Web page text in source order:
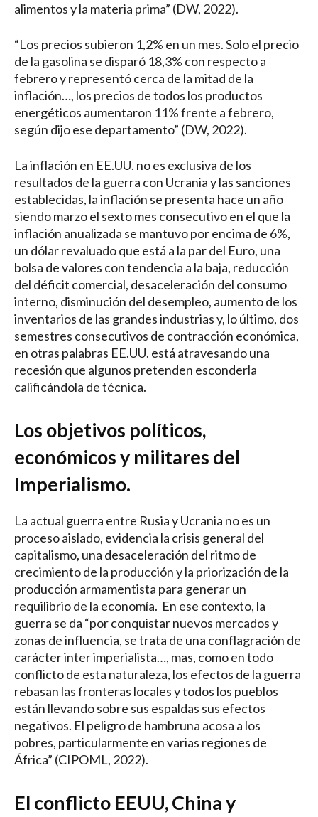
alimentos y la materia prima” (DW, 2022).
“Los precios subieron 1,2% en un mes. Solo el precio
de la gasolina se disparó 18,3% con respecto a
febrero y representó cerca de la mitad de la
inflación…, los precios de todos los productos
energéticos aumentaron 11% frente a febrero,
según dijo ese departamento” (DW, 2022).
La inflación en EE.UU. no es exclusiva de los
resultados de la guerra con Ucrania y las sanciones
establecidas, la inflación se presenta hace un año
siendo marzo el sexto mes consecutivo en el que la
inflación anualizada se mantuvo por encima de 6%,
un dólar revaluado que está a la par del Euro, una
bolsa de valores con tendencia a la baja, reducción
del déficit comercial, desaceleración del consumo
interno, disminución del desempleo, aumento de los
inventarios de las grandes industrias y, lo último, dos
semestres consecutivos de contracción económica,
en otras palabras EE.UU. está atravesando una
recesión que algunos pretenden esconderla
calificándola de técnica.
Los objetivos políticos,
económicos y militares del
Imperialismo.
La actual guerra entre Rusia y Ucrania no es un
proceso aislado, evidencia la crisis general del
capitalismo, una desaceleración del ritmo de
crecimiento de la producción y la priorización de la
producción armamentista para generar un
requilibrio de la economía. En ese contexto, la
guerra se da “por conquistar nuevos mercados y
zonas de influencia, se trata de una conflagración de
carácter inter imperialista…, mas, como en todo
conflicto de esta naturaleza, los efectos de la guerra
rebasan las fronteras locales y todos los pueblos
están llevando sobre sus espaldas sus efectos
negativos. El peligro de hambruna acosa a los
pobres, particularmente en varias regiones de
África” (CIPOML, 2022).
El conflicto EEUU, China y